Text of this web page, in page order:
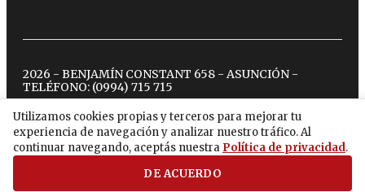
Utilizamos cookies propias y terceros para mejorar tu
experiencia de navegación y analizar nuestro tráfico. Al
continuar navegando, aceptás nuestra Política de privacidad.
DE ACUERDO
2026 - BENJAMÍN CONSTANT 658 - ASUNCIÓN -
TELÉFONO: (0994) 715 715
twitterinstagram
facebook
tiktokyoutubespotify